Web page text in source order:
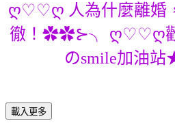
ღ♡♡ღ 人為什麼離婚
徹！✿✿⊱╮ ღ♡♡ღ歡
のsmile加油
載入更多